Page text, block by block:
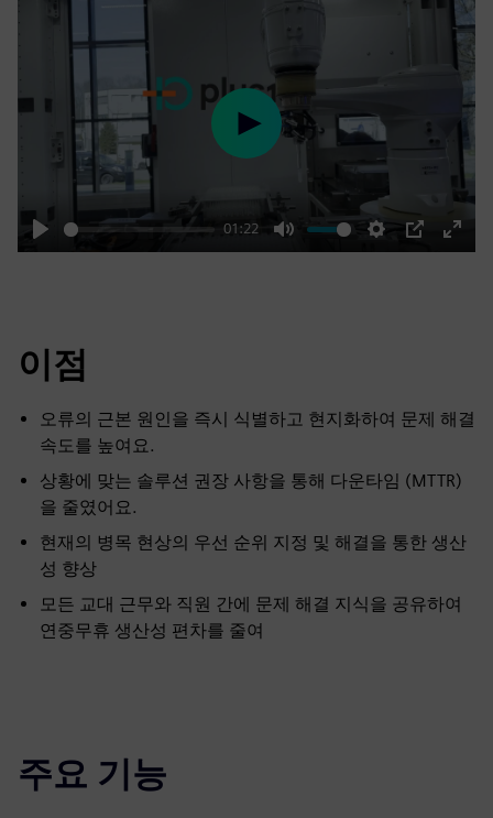
Play
01:22
Mute Settings
PIP
Enter
Play
이점
오류의 근본 원인을 즉시 식별하고 현지화하여 문제 해결
속도를 높여요.
상황에 맞는 솔루션 권장 사항을 통해 다운타임 (MTTR)
을 줄였어요.
현재의 병목 현상의 우선 순위 지정 및 해결을 통한 생산
성 향상
모든 교대 근무와 직원 간에 문제 해결 지식을 공유하여
연중무휴 생산성 편차를 줄여
주요 기능